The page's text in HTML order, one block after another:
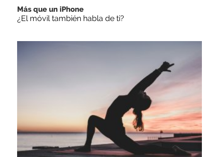
Más que un iPhone
¿El móvil también habla de ti?